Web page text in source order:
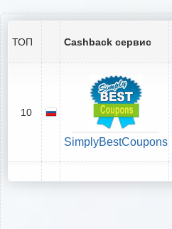
ТОП Cashback сервис
10
SimplyBestCoupons